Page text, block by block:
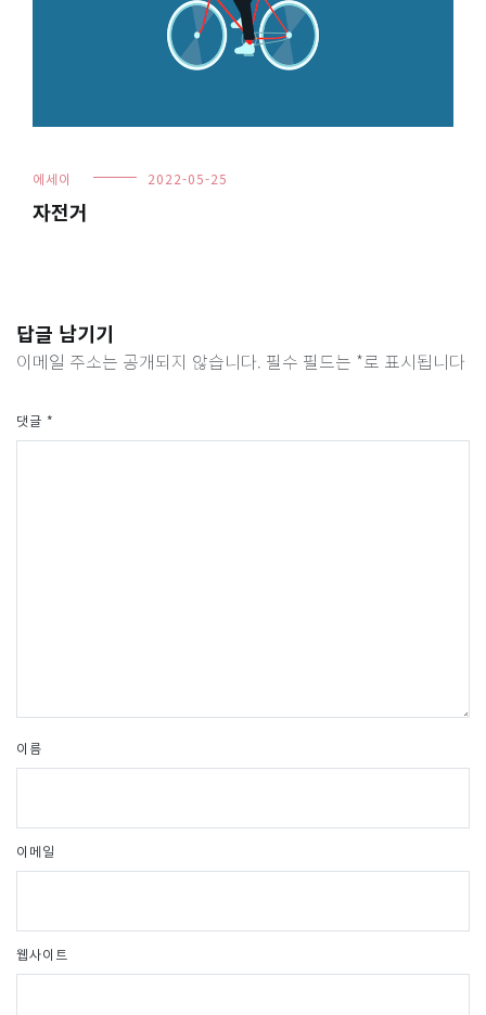
에세이 2022-05-25
자전거
답글 남기기
이메일 주소는 공개되지 않습니다. 필수 필드는 *로 표시됩니다
댓글 *
이름
이메일
웹사이트